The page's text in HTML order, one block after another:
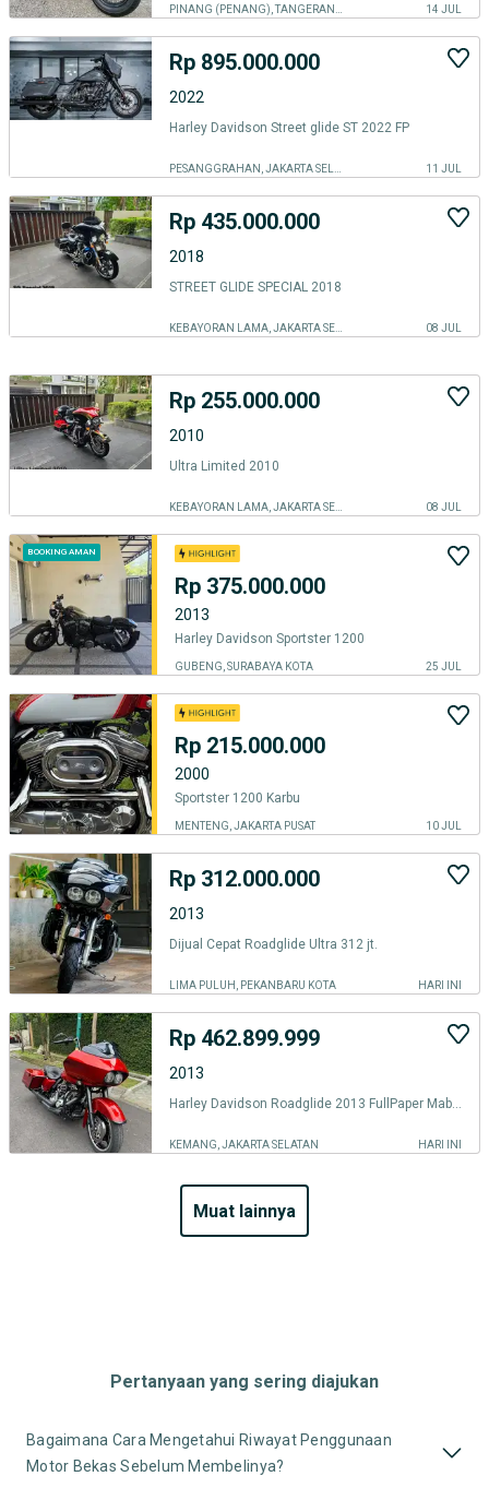
14 JUL
Rp 895.000.000
2022
Harley Davidson Street glide ST 2022 FP
11 JUL
Rp 435.000.000
2018
STREET GLIDE SPECIAL 2018
08 JUL
Rp 255.000.000
2010
Ultra Limited 2010
08 JUL
BOOKING AMAN
Rp 375.000.000
2013
Harley Davidson Sportster 1200
GUBENG, SURABAYA KOTA 25 JUL
Rp 215.000.000
2000
Sportster 1200 Karbu
MENTENG, JAKARTA PUSAT 10 JUL
Rp 312.000.000
2013
Dijual Cepat Roadglide Ultra 312 jt.
LIMA PULUH, PEKANBARU KOTA HARI INI
Rp 462.899.999
2013
Harley Davidson Roadglide 2013 FullPaper Mabua Rare Candy Red Color
KEMANG, JAKARTA SELATAN HARI INI
muat lainnya
Pertanyaan yang sering diajukan
Bagaimana Cara Mengetahui Riwayat Penggunaan
Motor Bekas Sebelum Membelinya?